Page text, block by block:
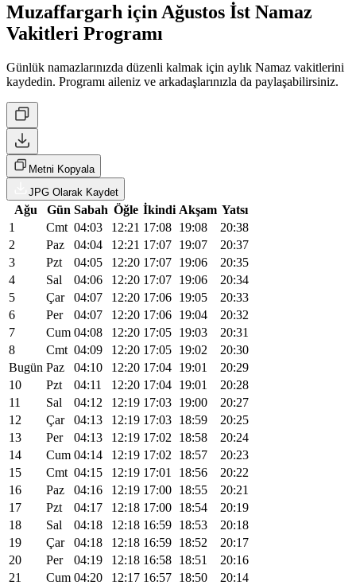
Muzaffargarh için Ağustos İst Namaz
Vakitleri Programı
Günlük namazlarınızda düzenli kalmak için aylık Namaz vakitlerini
kaydedin. Programı aileniz ve arkadaşlarınızla da paylaşabilirsiniz.
Metni Kopyala
JPG Olarak Kaydet
Ağu Gün Sabah Öğle İkindi Akşam Yatsı
1
Cmt 04:03 12:21 17:08 19:08
20:38
2
Paz 04:04 12:21 17:07 19:07
20:37
3
Pzt 04:05 12:20 17:07 19:06
20:35
4
Sal 04:06 12:20 17:07 19:06
20:34
5
Çar 04:07 12:20 17:06 19:05
20:33
6
Per 04:07 12:20 17:06 19:04
20:32
7
Cum 04:08 12:20 17:05 19:03
20:31
8
Cmt 04:09 12:20 17:05 19:02
20:30
Bugün Paz 04:10 12:20 17:04 19:01
20:29
10
Pzt 04:11 12:20 17:04 19:01
20:28
11
Sal 04:12 12:19 17:03 19:00
20:27
12
Çar 04:13 12:19 17:03 18:59
20:25
13
Per 04:13 12:19 17:02 18:58
20:24
14
Cum 04:14 12:19 17:02 18:57
20:23
15
Cmt 04:15 12:19 17:01 18:56
20:22
16
Paz 04:16 12:19 17:00 18:55
20:21
17
Pzt 04:17 12:18 17:00 18:54
20:19
18
Sal 04:18 12:18 16:59 18:53
20:18
19
Çar 04:18 12:18 16:59 18:52
20:17
20
Per 04:19 12:18 16:58 18:51
20:16
21
Cum 04:20 12:17 16:57 18:50
20:14